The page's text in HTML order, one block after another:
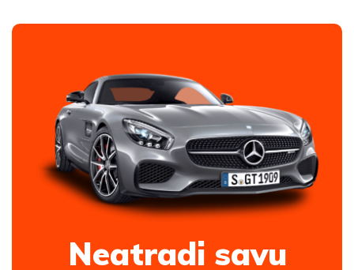
Neatradi savu